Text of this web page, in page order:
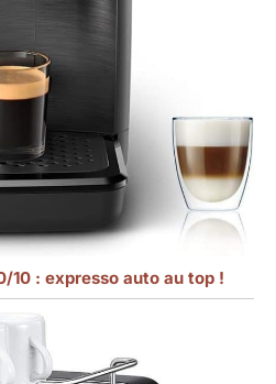
10 : expresso auto au top !